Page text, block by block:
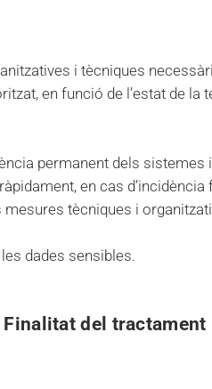
i tècniques
en funció de l’estat de
permanent dels sistemes
en cas
tècniques i
dades sensibles.
Finalitat del tractament